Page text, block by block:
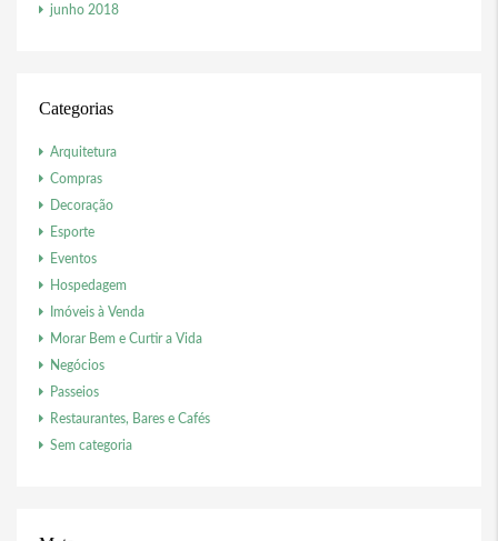
junho 2018
Categorias
Arquitetura
Compras
Decoração
Esporte
Eventos
Hospedagem
Imóveis à Venda
Morar Bem e Curtir a Vida
Negócios
Passeios
Restaurantes, Bares e Cafés
Sem categoria